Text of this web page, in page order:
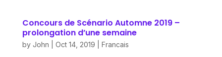
Concours de Scénario Automne 2019 –
prolongation d’une semaine
by John Oct 14, 2019 Francais